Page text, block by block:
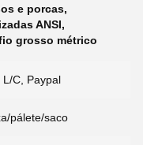
e porcas,
ANSI,
grosso métrico
L/C, Paypal
pálete/saco